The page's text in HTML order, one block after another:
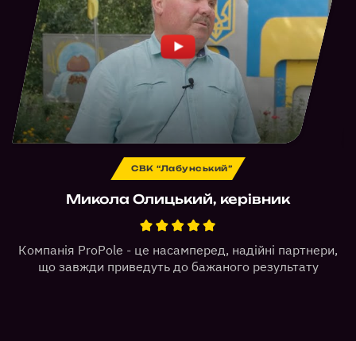
СВК “Лабунський”
Микола Олицький, керівник
Компанія ProPole - це насамперед, надійні партнери,
що завжди приведуть до бажаного результату